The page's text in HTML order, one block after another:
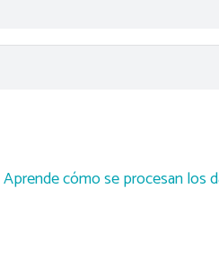
Aprende cómo se procesan los